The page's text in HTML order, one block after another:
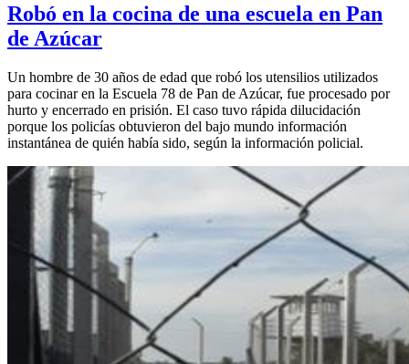
Robó en la cocina de una escuela en Pan
de Azúcar
Un hombre de 30 años de edad que robó los utensilios utilizados
para cocinar en la Escuela 78 de Pan de Azúcar, fue procesado por
hurto y encerrado en prisión. El caso tuvo rápida dilucidación
porque los policías obtuvieron del bajo mundo información
instantánea de quién había sido, según la información policial.